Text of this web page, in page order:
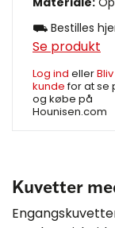
⛟ Bestilles
Se produkt
Log ind ellerBliv
kundefor at se
og købe på
Hounisen.com
Kuvetter